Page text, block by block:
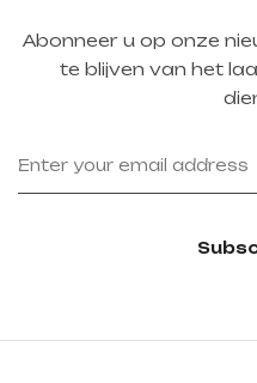
Abonneer u op onze
te blijven van het